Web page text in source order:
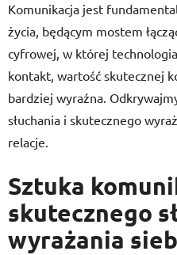
Komunikacja jest
życia, będącym mostem
cyfrowej, w której
kontakt, wartość skutecznej
bardziej wyraźna.
słuchania i skutecznego
relacje.
Sztuka
skutecznego
wyrażania